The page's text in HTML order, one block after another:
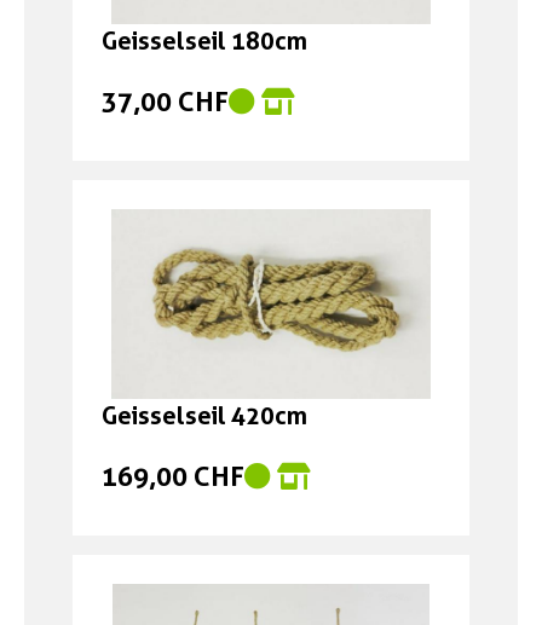
Geisselseil 180cm
37,00 CHF
Geisselseil 420cm
169,00 CHF